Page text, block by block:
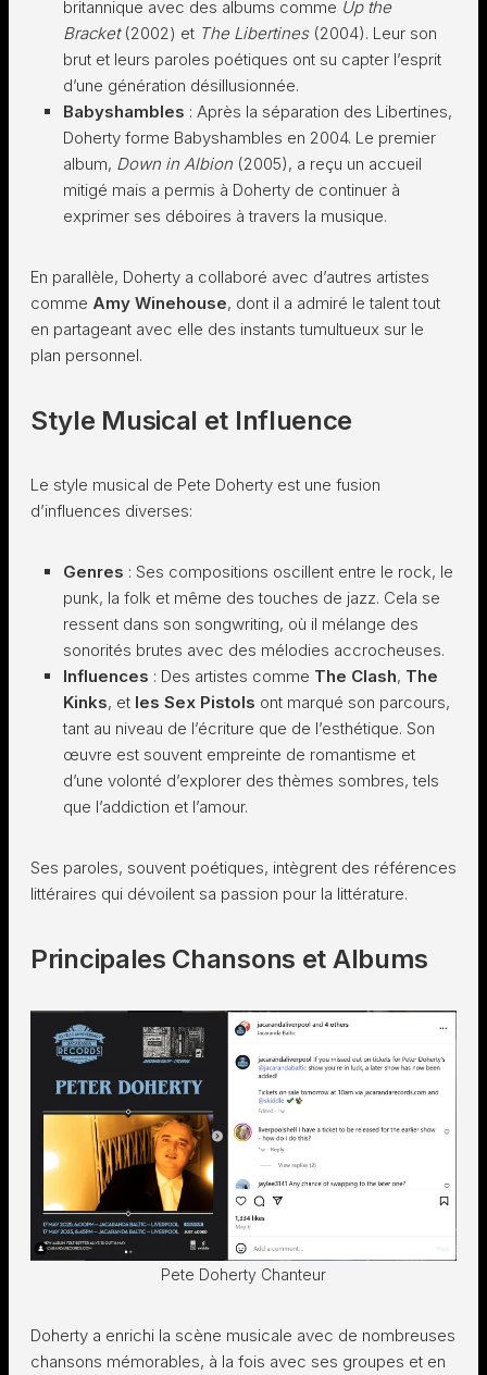
britannique avec des albums comme Up the
Bracket(2002) et The Libertines(2004). Leur son
brut et leurs paroles poétiques ont su capter l’esprit
d’une génération désillusionnée.
Babyshambles : Après la séparation des Libertines,
Doherty forme Babyshambles en 2004. Le premier
album, Down in Albion (2005), a reçu un accueil
mitigé mais a permis à Doherty de continuer à
exprimer ses déboires à travers la musique.
En parallèle, Doherty a collaboré avec d’autres artistes
comme Amy Winehouse, dont il a admiré le talent tout
en partageant avec elle des instants tumultueux sur le
plan personnel.
Style Musical et Influence
Le style musical de Pete Doherty est une fusion
d’influences diverses:
Genres : Ses compositions oscillent entre le rock, le
punk, la folk et même des touches de jazz. Cela se
ressent dans son songwriting, où il mélange des
sonorités brutes avec des mélodies accrocheuses.
Influences : Des artistes comme The Clash, The
Kinks, et les Sex Pistols ont marqué son parcours,
tant au niveau de l’écriture que de l’esthétique. Son
œuvre est souvent empreinte de romantisme et
d’une volonté d’explorer des thèmes sombres, tels
que l’addiction et l’amour.
Ses paroles, souvent poétiques, intègrent des références
littéraires qui dévoilent sa passion pour la littérature.
Principales Chansons et Albums
Pete Doherty Chanteur
Doherty a enrichi la scène musicale avec de nombreuses
chansons mémorables, à la fois avec ses groupes et en